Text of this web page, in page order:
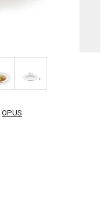
OPUS